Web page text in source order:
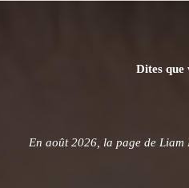
Dites que
En août 2026, la page de Liam